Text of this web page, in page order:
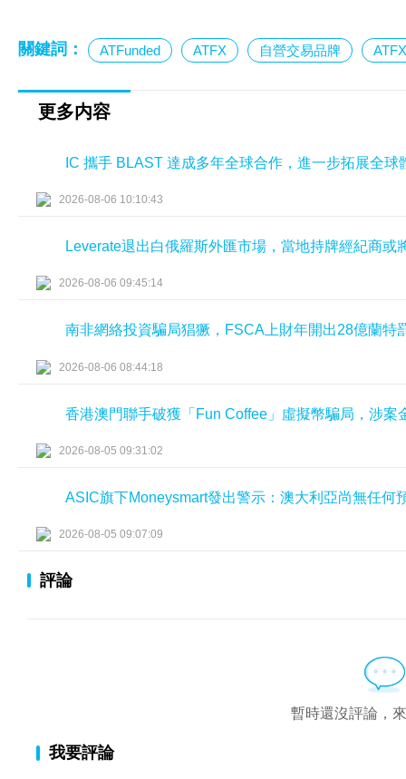
關鍵詞： ATFunded ATFX 自營交易品牌
更多内容
IC 攜手 BLAST 達成多年全球合作，進一步拓展全球
2026-08-06 10:10:43
Leverate退出白俄羅斯外匯市場，當地持牌經紀商或
2026-08-06 09:45:14
南非網絡投資騙局猖獗，FSCA上財年開出28億蘭特
2026-08-06 08:44:18
香港澳門聯手破獲「Fun Coffee」虛擬幣騙局，涉案
2026-08-05 09:31:02
ASIC旗下Moneysmart發出警示：澳大利亞尚無任何
2026-08-05 09:07:09
評論
暫時還沒評論，
我要評論